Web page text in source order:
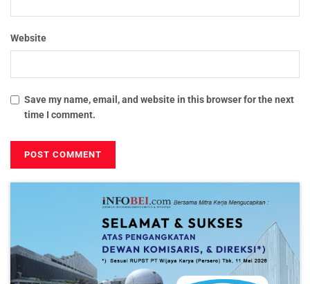
Website
Save my name, email, and website in this browser for the next
time I comment.